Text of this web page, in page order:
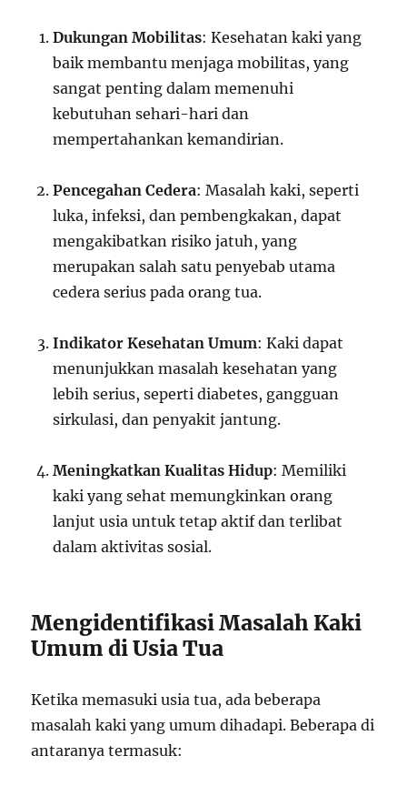
Dukungan Mobilitas: Kesehatan kaki yang
baik membantu menjaga mobilitas, yang
sangat penting dalam memenuhi
kebutuhan sehari-hari dan
mempertahankan kemandirian.
Pencegahan Cedera: Masalah kaki, seperti
luka, infeksi, dan pembengkakan, dapat
mengakibatkan risiko jatuh, yang
merupakan salah satu penyebab utama
cedera serius pada orang tua.
Indikator Kesehatan Umum: Kaki dapat
menunjukkan masalah kesehatan yang
lebih serius, seperti diabetes, gangguan
sirkulasi, dan penyakit jantung.
Meningkatkan Kualitas Hidup: Memiliki
kaki yang sehat memungkinkan orang
lanjut usia untuk tetap aktif dan terlibat
dalam aktivitas sosial.
Mengidentifikasi Masalah Kaki
Umum di Usia Tua
Ketika memasuki usia tua, ada beberapa
masalah kaki yang umum dihadapi. Beberapa di
antaranya termasuk: